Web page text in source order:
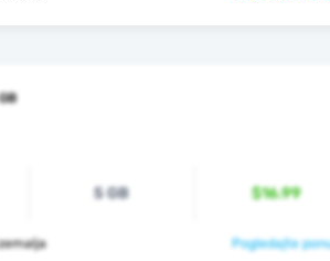
5 GB $16.99
14 zemalja Pogledajte